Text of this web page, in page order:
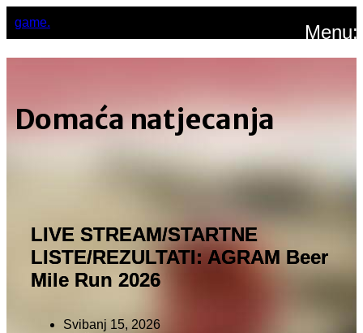
game. Menu:
Domaća natjecanja
LIVE STREAM/STARTNE
LISTE/REZULTATI: AGRAM Beer
Mile Run 2026
Svibanj 15, 2026